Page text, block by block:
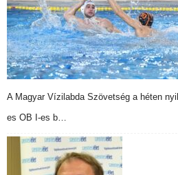
A Magyar Vízilabda Szövetség a héten
es OB I-es b…